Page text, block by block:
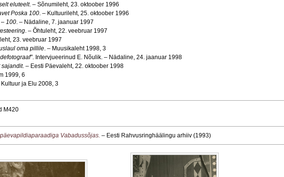
eluteelt. – Sõnumileht, 23. oktoober 1996
Poska 100. – Kultuurileht, 25. oktoober 1996
100. – Nädaline, 7. jaanuar 1997
. – Õhtuleht, 22. veebruar 1997
23. veebruar 1997
oma pillile. – Muusikaleht 1998, 3
. Intervjueerinud E. Nõulik. – Nädaline, 24. jaanuar 1998
sajandit. – Eesti Päevaleht, 22. oktoober 1998
1999, 6
Kultuur ja Elu 2008, 3
M420
Vabadussõjas. – Eesti Rahvusringhäälingu arhiiv (1993)